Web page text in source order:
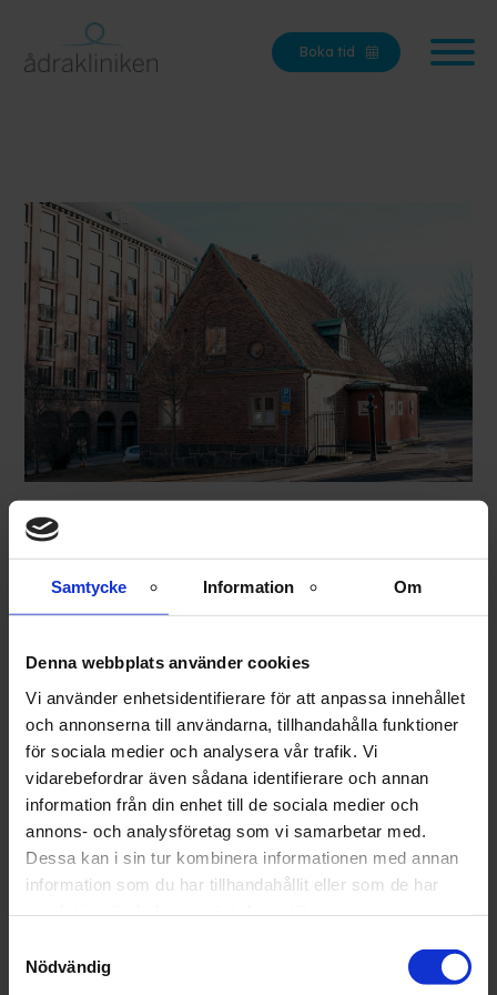
Samtycke Information Om
Denna webbplats använder cookies
Vi använder enhetsidentifierare för att anpassa innehållet
och annonserna till användarna, tillhandahålla funktioner
för sociala medier och analysera vår trafik. Vi
vidarebefordrar även sådana identifierare och annan
information från din enhet till de sociala medier och
annons- och analysföretag som vi samarbetar med.
Dessa kan i sin tur kombinera informationen med annan
information som du har tillhandahållit eller som de har
Nödvändig
Boka tid
Besök oss på drop-in den 17
november mellan 08.00 –
15.00
Ingen föranmälan krävs och gratis ultraljud!
Har du åderbråck eller
ådernät?
estetisk störande. Ådernät skall inte förväxlas med